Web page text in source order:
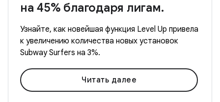
на 45% благодаря лигам.
Узнайте, как новейшая функция Level Up привела
к увеличению количества новых установок
Subway Surfers на 3%.
Читать далее